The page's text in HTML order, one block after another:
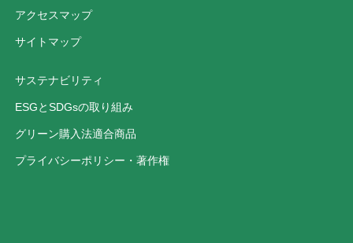
アクセスマップ
サイトマップ
サステナビリティ
ESGとSDGsの取り組み
グリーン購入法適合商品
プライバシーポリシー・著作権